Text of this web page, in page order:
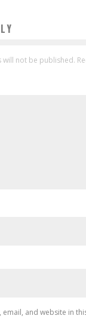
will not be published.
email, and website in